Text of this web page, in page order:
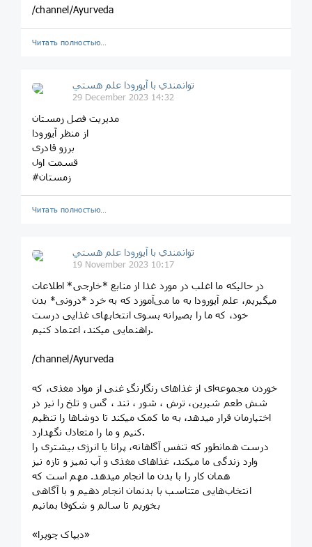
/channel/Ayurveda
Читать полностью…
توانمندي با آيورودا علم هستي
29 December 2023 14:32
مدیریت فصل زمستان
از منظر آیورودا
برزو قادری
قسمت اول
#زمستان
Читать полностью…
توانمندي با آيورودا علم هستي
19 November 2023 10:17
در حالیکه ما اغلب در مورد غذا از منابع *خارجی* اطلاعات
میگیریم، علم آیورودا به ما می‌آموزد که به خرد *درونی* بدن
خود، که ما را بصیرانه بسوی انتخابهای غذایی درست
راهنمایی میکند، اعتماد کنیم.
/channel/Ayurveda
خوردن مجموعه‌ای از غذاهای رنگارنگِ غنی از مواد مغذی، که
شش طعم شيرين، ترش ، شور ، تند ، گس و تلخ را نیز در
اختیارمان قرار میدهد، به ما کمک میکند تا دوشاها را تنظیم
کنیم و ما را متعادل نگهدارد.
درست همانطور که تنفس آگاهانه، پرانا یا انرژی بیشتری را
وارد زندگی ما میکند، غذاهای مغذی و آب تمیز و تازه نیز
همان کار را با بدن ما انجام میدهد. مهم است که
انتخاب‌هایی متناسب با بدنمان انجام دهیم و با آگاهی
بخوریم تا سالم و شکوفا بمانیم
«دیپاک چوپرا»